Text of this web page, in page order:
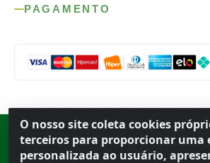
O nosso site coleta cookies
terceiros para proporcionar uma
personalizada ao usuário,
PAGAMENTO
Rod. SP-215, s/n, km 98 — Área Rural Porto
· CNPJ 56.679.863/0001-91
© 2026 Atacado Ideal